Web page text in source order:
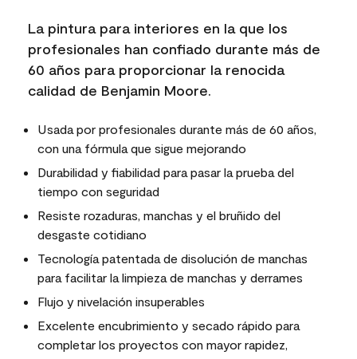
La pintura para interiores en la que los
profesionales han confiado durante más de
60 años para proporcionar la renocida
calidad de Benjamin Moore.
Usada por profesionales durante más de 60 años,
con una fórmula que sigue mejorando
Durabilidad y fiabilidad para pasar la prueba del
tiempo con seguridad
Resiste rozaduras, manchas y el bruñido del
desgaste cotidiano
Tecnología patentada de disolución de manchas
para facilitar la limpieza de manchas y derrames
Flujo y nivelación insuperables
Excelente encubrimiento y secado rápido para
completar los proyectos con mayor rapidez,